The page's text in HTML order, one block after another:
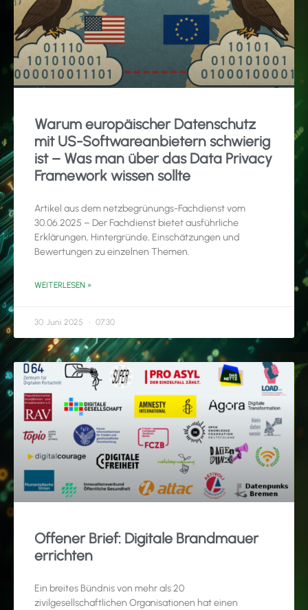
Warum europäischer Datenschutz
mit US-Softwareanbietern schwierig
ist – Was man über das Data Privacy
Framework wissen sollte
Artikel aus dem netzbegrünungs-Fachdienst vom
30.06.2025 – Der Fachdienst bietet ausführliche
Erklärungen, Hintergründe, Einschätzungen und
Bewertungen zu einzelnen Themen.
WEITERLESEN »
30. Juni 2025 07:30
Offener Brief: Digitale Brandmauer
errichten
Ein breites Bündnis von mehr als 20
zivilgesellschaftlichen Organisationen hat einen